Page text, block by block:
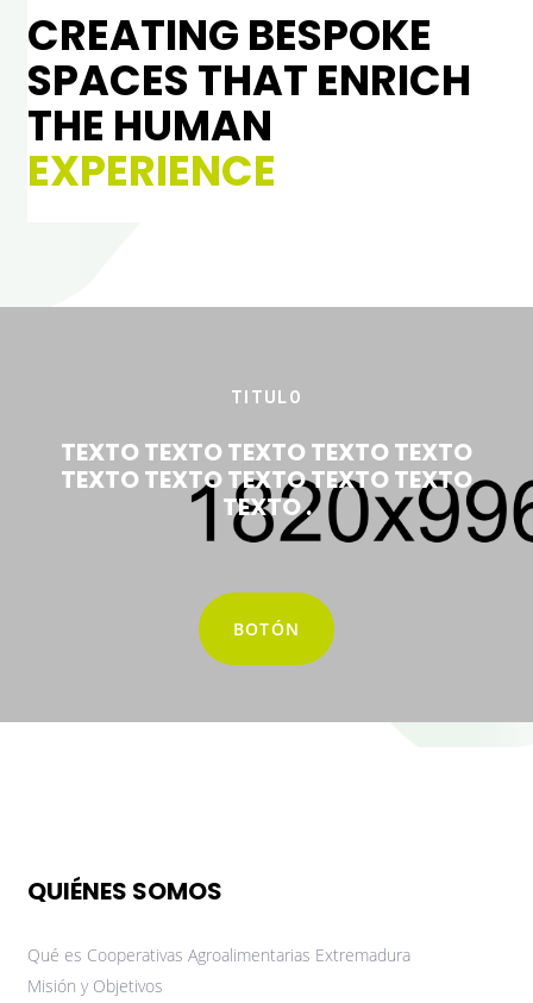
CREATING BESPOKE
SPACES THAT ENRICH
THE HUMAN
EXPERIENCE
TITULO
TEXTO TEXTO TEXTO TEXTO TEXTO
TEXTO TEXTO TEXTO TEXTO TEXTO
TEXTO .
BOTÓN
QUIÉNES SOMOS
Qué es Cooperativas Agroalimentarias Extremadura
Misión y Objetivos